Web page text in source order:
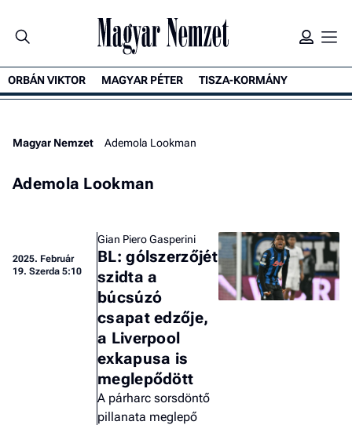
ORBÁN VIKTOR MAGYAR PÉTER TISZA-KORMÁNY
Magyar Nemzet Ademola Lookman
Ademola Lookman
2025. Február
19. Szerda 5:10
Gian Piero Gasperini
BL: gólszerzőjét
szidta a
búcsúzó
csapat edzője,
a Liverpool
exkapusa is
meglepődött
A párharc sorsdöntő
pillanata meglepő